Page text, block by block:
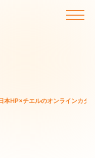
本HP×チエルのオンラインカタ